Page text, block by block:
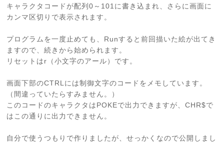
キャラクタコードが配列0～101に書き込まれ、さらに画面に
カンマ区切りで表示されます。
プログラムを一度止めても、Runすると前回描いた絵が出てき
ますので、続きから始められます。
リセットはr（小文字のアール）です。
画面下部のCTRLには制御文字のコードをメモしています。
（間違っていたらすみません。）
このコードのキャラクタはPOKEで出力できますが、CHR$で
はこの通りに出力できません。
自分で使うつもりで作りましたが、せっかくなので公開しまし